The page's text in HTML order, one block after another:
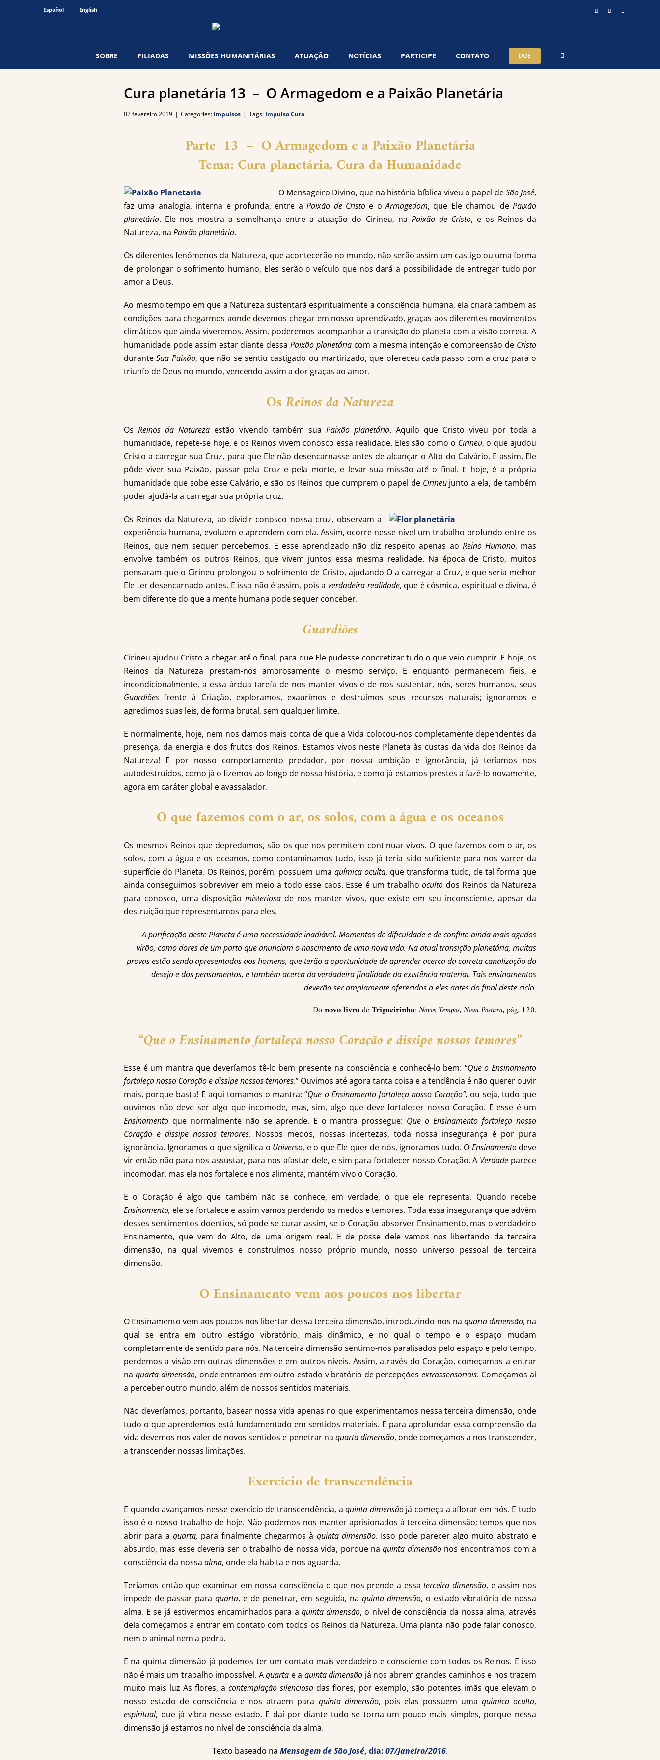
Español English InstagramYouTube
SOBRE FILIADAS MISSÕES HUMANITÁRIAS ATUAÇÃO NOTÍCIAS PARTICIPE CONTATO DOE
Cura planetária 13 – O Armagedom e a Paixão Planetária
02 fevereiro 2019 | Categories: Impulsos | Tags: Impulso Cura
Parte 13 – O Armagedom e a Paixão Planetária
Tema: Cura planetária, Cura da Humanidade
O Mensageiro Divino, que na história bíblica viveu o papel deSão José,
faz uma analogia, interna e profunda, entre aPaixão de Cristoe oArmagedom, que Ele chamou dePaixão
planetária. Ele nos mostra a semelhança entre a atuação do Cirineu, na Paixão de Cristo, e os Reinos da
Natureza, na Paixão planetária.
Os diferentes fenômenos da Natureza, que acontecerão no mundo, não serão assim um castigo ou uma forma
de prolongar o sofrimento humano, Eles serão o veículo que nos dará a possibilidade de entregar tudo por
amor a Deus.
Ao mesmo tempo em que a Natureza sustentará espiritualmente a consciência humana, ela criará também as
condições para chegarmos aonde devemos chegar em nosso aprendizado, graças aos diferentes movimentos
climáticos que ainda viveremos. Assim, poderemos acompanhar a transição do planeta com a visão correta. A
humanidade pode assim estar diante dessaPaixão planetária com a mesma intenção e compreensão de Cristo
duranteSua Paixão, que não se sentiu castigado ou martirizado, que ofereceu cada passo com a cruz para o
triunfo de Deus no mundo, vencendo assim a dor graças ao amor.
OsReinos da Natureza
Os Reinos da Natureza estão vivendo também sua Paixão planetária. Aquilo que Cristo viveu por toda a
humanidade, repete-se hoje, e os Reinos vivem conosco essa realidade. Eles são como o Cirineu, o que ajudou
Cristo a carregar sua Cruz, para que Ele não desencarnasse antes de alcançar o Alto do Calvário. E assim, Ele
pôde viver sua Paixão, passar pela Cruz e pela morte, e levar sua missão até o final. E hoje, é a própria
humanidade que sobe esse Calvário, e são os Reinos que cumprem o papel de Cirineujunto a ela, de também
poder ajudá-la a carregar sua própria cruz.
Os Reinos da Natureza, ao dividir conosco nossa cruz, observam a
experiência humana, evoluem e aprendem com ela. Assim, ocorre nesse nível um trabalho profundo entre os
Reinos, que nem sequer percebemos. E esse aprendizado não diz respeito apenas ao Reino Humano, mas
envolve também os outros Reinos, que vivem juntos essa mesma realidade. Na época de Cristo, muitos
pensaram que o Cirineu prolongou o sofrimento de Cristo, ajudando-O a carregar a Cruz, e que seria melhor
Ele ter desencarnado antes. E isso não é assim, pois a verdadeira realidade, que é cósmica, espiritual e divina, é
bem diferente do que a mente humana pode sequer conceber.
Guardiões
Cirineu ajudou Cristo a chegar até o final, para que Ele pudesse concretizar tudo o que veio cumprir. E hoje, os
Reinos da Natureza prestam-nos amorosamente o mesmo serviço. E enquanto permanecem fieis, e
incondicionalmente, a essa árdua tarefa de nos manter vivos e de nos sustentar, nós, seres humanos, seus
Guardiões frente à Criação, exploramos, exaurimos e destruímos seus recursos naturais; ignoramos e
agredimos suas leis, de forma brutal, sem qualquer limite.
E normalmente, hoje, nem nos damos mais conta de que a Vida colocou-nos completamente dependentes da
presença, da energia e dos frutos dos Reinos. Estamos vivos neste Planeta às custas da vida dos Reinos da
Natureza! E por nosso comportamento predador, por nossa ambição e ignorância, já teríamos nos
autodestruídos, como já o fizemos ao longo de nossa história, e como já estamos prestes a fazê-lo novamente,
agora em caráter global e avassalador.
O que fazemos com o ar, os solos, com a água e os oceanos
Os mesmos Reinos que depredamos, são os que nos permitem continuar vivos. O que fazemos com o ar, os
solos, com a água e os oceanos, como contaminamos tudo, isso já teria sido suficiente para nos varrer da
superfície do Planeta. Os Reinos, porém, possuem uma química oculta, que transforma tudo, de tal forma que
ainda conseguimos sobreviver em meio a todo esse caos. Esse é um trabalhooculto dos Reinos da Natureza
para conosco, uma disposiçãomisteriosa de nos manter vivos, que existe em seu inconsciente, apesar da
destruição que representamos para eles.
A purificação deste Planeta é uma necessidade inadiável. Momentos de dificuldade e de conflito ainda mais agudos
virão, como dores de um parto que anunciam o nascimento de uma nova vida. Na atual transição planetária, muitas
provas estão sendo apresentadas aos homens, que terão a oportunidade de aprender acerca da correta canalização do
desejo e dos pensamentos, e também acerca da verdadeira finalidade da existência material. Tais ensinamentos
deverão ser amplamente oferecidos a eles antes do final deste ciclo.
Donovo livrode Trigueirinho: Novos Tempos, Nova Postura, pág. 120.
“Que o Ensinamentofortaleça nosso Coração e dissipe nossos temores”
Esse é um mantra que deveríamos tê-lo bem presente na consciência e conhecê-lo bem: “Que o Ensinamento
fortaleça nosso Coração e dissipe nossos temores.” Ouvimos até agora tanta coisa e a tendência é não querer ouvir
mais, porque basta! E aqui tomamos o mantra: “Que o Ensinamento fortaleça nosso Coração”, ou seja, tudo que
ouvimos não deve ser algo que incomode, mas, sim, algo que deve fortalecer nosso Coração. E esse é um
Ensinamento que normalmente não se aprende. E o mantra prossegue: Que o Ensinamento fortaleça nosso
Coração e dissipe nossos temores. Nossos medos, nossas incertezas, toda nossa insegurança é por pura
ignorância. Ignoramos o que significa o Universo, e o que Ele quer de nós, ignoramos tudo. O Ensinamentodeve
vir então não para nos assustar, para nos afastar dele, e sim para fortalecer nosso Coração. A Verdade parece
incomodar, mas ela nos fortalece e nos alimenta, mantém vivo o Coração.
E o Coração é algo que também não se conhece, em verdade, o que ele representa. Quando recebe
Ensinamento, ele se fortalece e assim vamos perdendo os medos e temores. Toda essa insegurança que advém
desses sentimentos doentios, só pode se curar assim, se o Coração absorver Ensinamento, mas o verdadeiro
Ensinamento, que vem do Alto, de uma origem real. E de posse dele vamos nos libertando da terceira
dimensão, na qual vivemos e construímos nosso próprio mundo, nosso universo pessoal de terceira
dimensão.
O Ensinamento vem aos poucos nos libertar
O Ensinamento vem aos poucos nos libertar dessa terceira dimensão, introduzindo-nos na quarta dimensão, na
qual se entra em outro estágio vibratório, mais dinâmico, e no qual o tempo e o espaço mudam
completamente de sentido para nós. Na terceira dimensão sentimo-nos paralisados pelo espaço e pelo tempo,
perdemos a visão em outras dimensões e em outros níveis. Assim, através do Coração, começamos a entrar
na quarta dimensão, onde entramos em outro estado vibratório de percepçõesextrassensoriais. Começamos aí
a perceber outro mundo, além de nossos sentidos materiais.
Não deveríamos, portanto, basear nossa vida apenas no que experimentamos nessa terceira dimensão, onde
tudo o que aprendemos está fundamentado em sentidos materiais. E para aprofundar essa compreensão da
vida devemos nos valer de novos sentidos e penetrar na quarta dimensão, onde começamos a nos transcender,
a transcender nossas limitações.
Exercício de transcendência
E quando avançamos nesse exercício de transcendência, aquinta dimensãojá começa a aflorar em nós. E tudo
isso é o nosso trabalho de hoje. Não podemos nos manter aprisionados à terceira dimensão; temos que nos
abrir para a quarta, para finalmente chegarmos à quinta dimensão. Isso pode parecer algo muito abstrato e
absurdo, mas esse deveria ser o trabalho de nossa vida, porque naquinta dimensãonos encontramos com a
consciência da nossa alma, onde ela habita e nos aguarda.
Teríamos então que examinar em nossa consciência o que nos prende a essaterceira dimensão, e assim nos
impede de passar paraquarta, e de penetrar, em seguida, na quinta dimensão, o estado vibratório de nossa
alma. E se já estivermos encaminhados para a quinta dimensão, o nível de consciência da nossa alma, através
dela começamos a entrar em contato com todos os Reinos da Natureza. Uma planta não pode falar conosco,
nem o animal nem a pedra.
E na quinta dimensão já podemos ter um contato mais verdadeiro e consciente com todos os Reinos. E isso
não é mais um trabalho impossível, Aquarta e a quinta dimensão já nos abrem grandes caminhos e nos trazem
muito mais luz As flores, a contemplação silenciosa das flores, por exemplo, são potentes imãs que elevam o
nosso estado de consciência e nos atraem para quinta dimensão, pois elas possuem uma química oculta,
espiritual, que já vibra nesse estado. E daí por diante tudo se torna um pouco mais simples, porque nessa
dimensão já estamos no nível de consciência da alma.
Texto baseado na Mensagem de São José, dia: 07/Janeiro/2016.